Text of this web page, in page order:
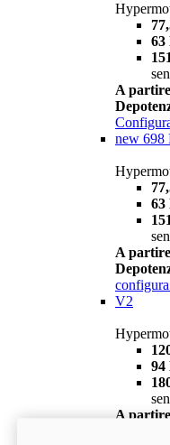
63
A
new 698
63
A
configura
V2
94
A